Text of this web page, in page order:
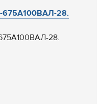
675А100ВАЛ-28.
28.